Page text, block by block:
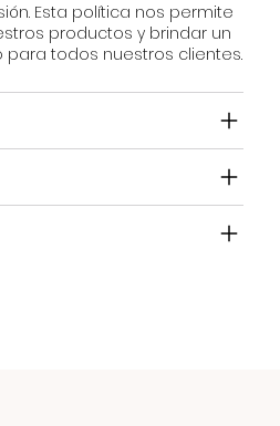
Esta política nos permite
productos y brindar un
para todos nuestros clientes.